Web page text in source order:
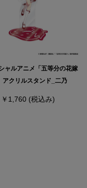
ャルアニメ「五等分の花嫁
アクリルスタンド_二乃
￥1,760 (税込み)